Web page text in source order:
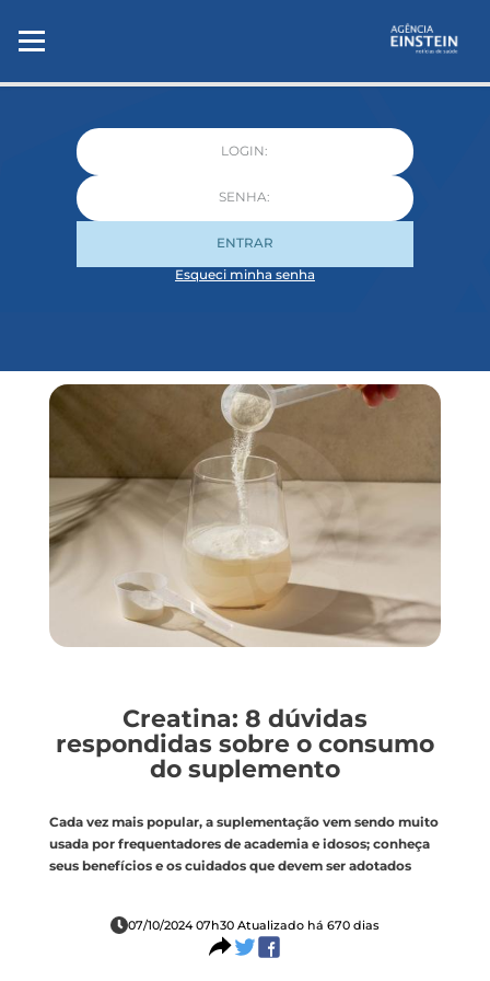
ENTRAR
Esqueci minha senha
Creatina: 8 dúvidas
respondidas sobre o consumo
do suplemento
Cada vez mais popular, a suplementação vem sendo muito
usada por frequentadores de academia e idosos; conheça
seus benefícios e os cuidados que devem ser adotados
07/10/2024 07h30 Atualizado há 670 dias